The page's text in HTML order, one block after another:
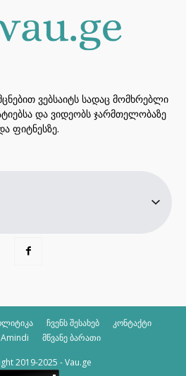
ვებსაიტს სადაც მომხრებლი
და ვიდეობს ჯარმთელობაზე
ფიტნესზე.
ჩვენს შესახებ
კონტაქტი
Amindi მწვანე ბარათი
2019-2025 - Vau.ge